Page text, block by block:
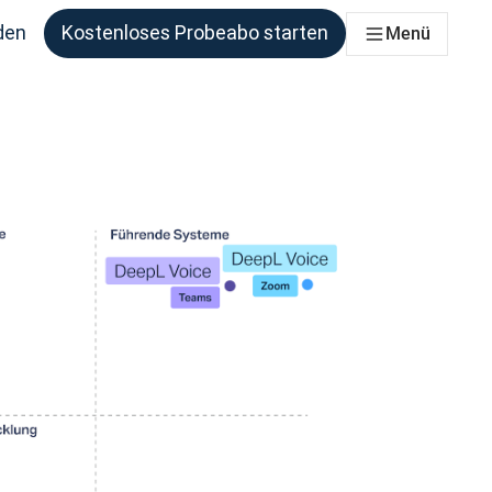
Kostenloses Probeabo starten Menü